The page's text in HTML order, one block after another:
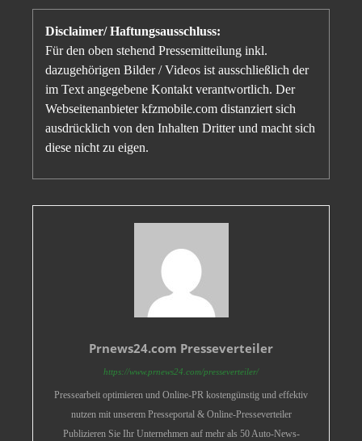
Disclaimer/ Haftungsausschluss:
Für den oben stehend Pressemitteilung inkl.
dazugehörigen Bilder / Videos ist ausschließlich der
im Text angegebene Kontakt verantwortlich. Der
Webseitenanbieter kfzmobile.com distanziert sich
ausdrücklich von den Inhalten Dritter und macht sich
diese nicht zu eigen.
Prnews24.com Presseverteiler
https://www.prnews24.com/presseverteiler/
Pressearbeit optimieren und Online-PR kostengünstig und effektiv
nutzen mit unserem Presseportal & Online-Presseverteiler
Publizieren Sie Ihr Unternehmen auf mehr als 50 Auto-News-